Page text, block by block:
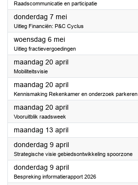
Raadscommunicatie en participatie
donderdag 7 mei2026
Uitleg Financiën: P&C Cyclus
woensdag 6 mei2026
Uitleg fractievergoedingen
maandag 20 april2026
Mobiliteitsvisie
maandag 20 april2026
Kennismaking Rekenkamer en onderzoek parkeren
maandag 20 april2026
Vooruitblik raadsweek
maandag 13 april2026
donderdag 9 april2026
Strategische visie gebiedsontwikkeling spoorzone
donderdag 9 april2026
Bespreking informatierapport 2026